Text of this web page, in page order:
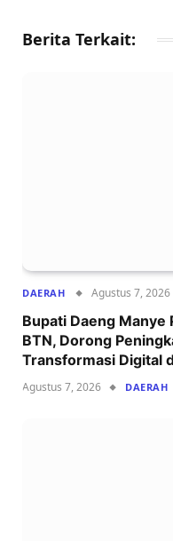
Berita Terkait:
DAERAH Agustus 7, 2026
Bupati Daeng Manye
BTN, Dorong
Transformasi Digital
Agustus 7, 2026 DAERAH